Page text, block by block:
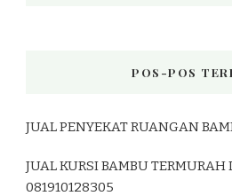
POS-POS
JUAL PENYEKAT RUANGAN
JUAL KURSI BAMBU TERMURAH
081910128305